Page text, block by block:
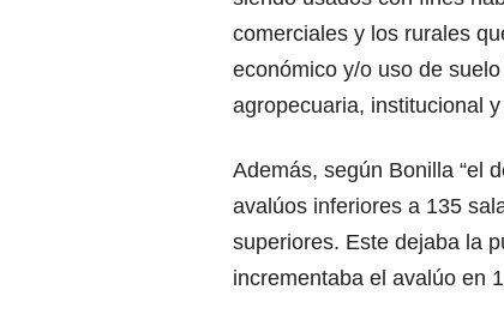
comerciales y los rurales
económico y/o uso de
agropecuaria, institucional
Además, según Bonilla “el
avalúos inferiores a 135
superiores. Este dejaba la
incrementaba el avalúo en